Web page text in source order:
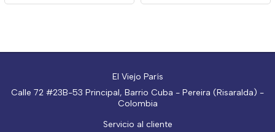
El Viejo París
Calle 72 #23B-53 Principal, Barrio Cuba - Pereira (Risaralda) -
Colombia
Servicio al cliente